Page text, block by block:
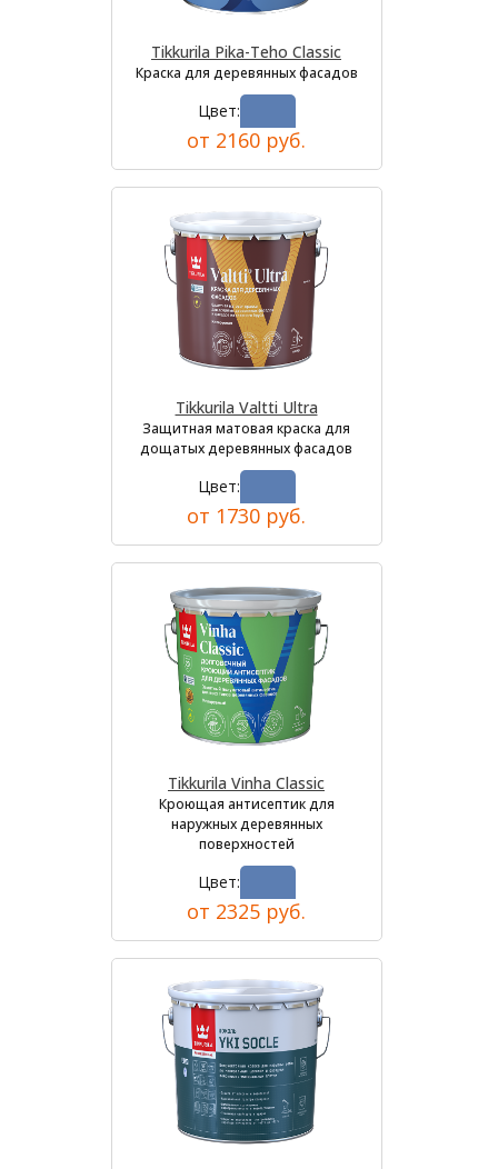
Tikkurila Pika-Teho Classic
Краска для деревянных фасадов
Цвет:
от 2160 руб.
Tikkurila Valtti Ultra
Защитная матовая краска для
дощатых деревянных фасадов
Цвет:
от 1730 руб.
Tikkurila Vinha Classic
Кроющая антисептик для
наружных деревянных
поверхностей
Цвет:
от 2325 руб.